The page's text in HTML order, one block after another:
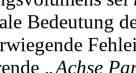
Bedeutung
„Achse